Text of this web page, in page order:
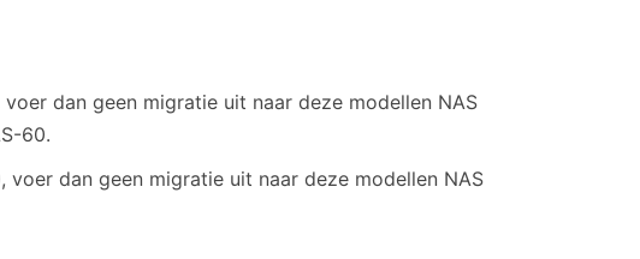
dan geen migratie uit naar deze modellen NAS
60.
dan geen migratie uit naar deze modellen NAS